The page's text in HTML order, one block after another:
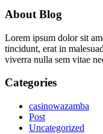
About Blog
Lorem ipsum dolor sit
tincidunt, erat in
viverra nulla sem vitae
Categories
casinowazamba
Post
Uncategorized